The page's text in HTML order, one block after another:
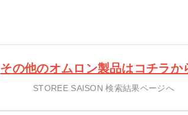
その他のオムロン製品はコチラか
STOREE SAISON 検索結果ページへ